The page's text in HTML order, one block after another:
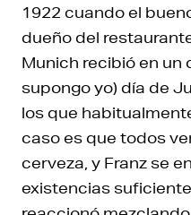
1922 cuando el
dueño del
Munich recibió en un
supongo yo) día de
los que
caso es que todos
cerveza, y Franz se
existencias